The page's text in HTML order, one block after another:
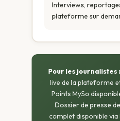
Interviews,
plateforme sur
Pour les journalistes :
live de la plateforme
Points MySo
Dossier de presse
complet disponible